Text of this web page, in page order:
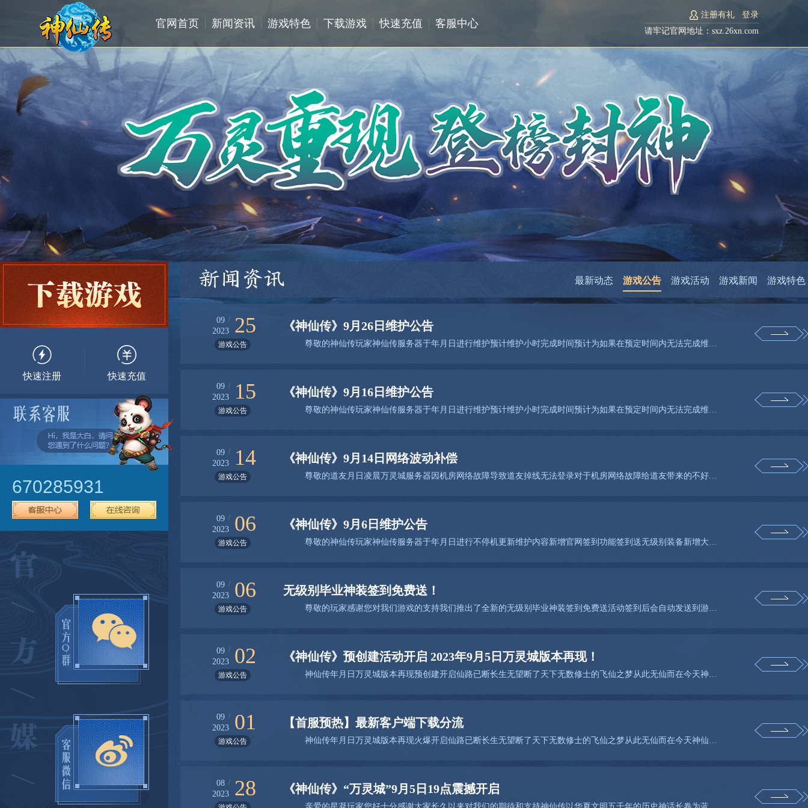
官网首页 新闻资讯 游戏特色 下载游戏 快速充值 客服中心
登录
注册有礼
请牢记官网地址：sxz.26xn.com
快速注册 快速充值
670285931
新闻资讯 最新动态 游戏公告 游戏活动 游戏新闻 游戏特色
09
2023
25
/
游戏公告
《神仙传》9月26日维护公告
尊敬的神仙传玩家神仙传服务器于年月日进行维护预计维护小时完成时间预计为如果在预定时间内无法完成维护事
09
2023
15
/
游戏公告
《神仙传》9月16日维护公告
尊敬的神仙传玩家神仙传服务器于年月日进行维护预计维护小时完成时间预计为如果在预定时间内无法完成维护事
09
2023
14
/
游戏公告
《神仙传》9月14日网络波动补偿
尊敬的道友月日凌晨万灵城服务器因机房网络故障导致道友掉线无法登录对于机房网络故障给道友带来的不好体验
09
2023
06
/
游戏公告
《神仙传》9月6日维护公告
尊敬的神仙传玩家神仙传服务器于年月日进行不停机更新维护内容新增官网签到功能签到送无级别装备新增大闹天
09
2023
06
/
游戏公告
无级别毕业神装签到免费送！
尊敬的玩家感谢您对我们游戏的支持我们推出了全新的无级别毕业神装签到免费送活动签到后会自动发送到游戏邮
09
2023
02
/
游戏公告
《神仙传》预创建活动开启 2023年9月5日万灵城版本再现！
神仙传年月日万灵城版本再现预创建开启仙路已断长生无望断了天下无数修士的飞仙之梦从此无仙而在今天神仙传
09
2023
01
/
游戏公告
【首服预热】最新客户端下载分流
神仙传年月日万灵城版本再现火爆开启仙路已断长生无望断了天下无数修士的飞仙之梦从此无仙而在今天神仙传万
08
2023
28
/ 《神仙传》“万灵城”9月5日19点震撼开启